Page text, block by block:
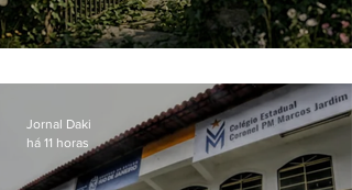
Jornal Daki
há 11 horas